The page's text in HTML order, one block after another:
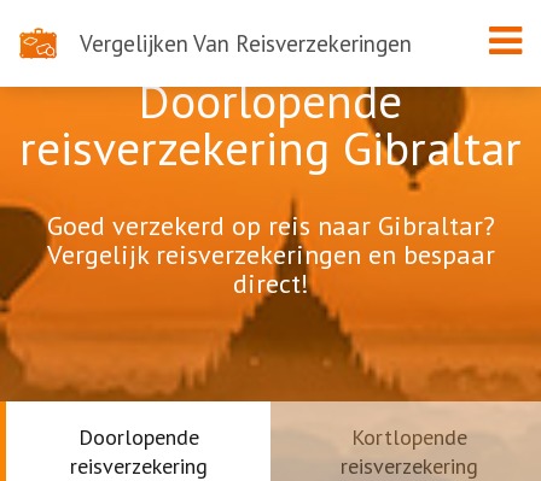
Vergelijken Van Reisverzekeringen
Doorlopende
reisverzekering Gibraltar
Goed verzekerd op reis naar Gibraltar?
Vergelijk reisverzekeringen en bespaar
direct!
Doorlopende
reisverzekering
Kortlopende
reisverzekering